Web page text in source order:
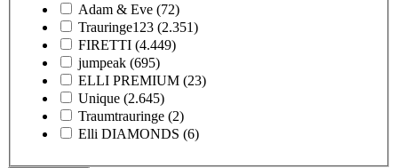
Adam & Eve (72)
Trauringe123 (2.351)
FIRETTI (4.449)
jumpeak (695)
ELLI PREMIUM (23)
Unique (2.645)
Traumtrauringe (2)
Elli DIAMONDS (6)